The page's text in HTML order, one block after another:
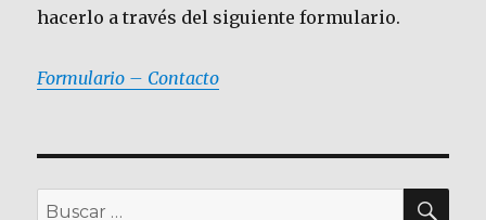
hacerlo a través del siguiente formulario.
Formulario – Contacto
Buscar